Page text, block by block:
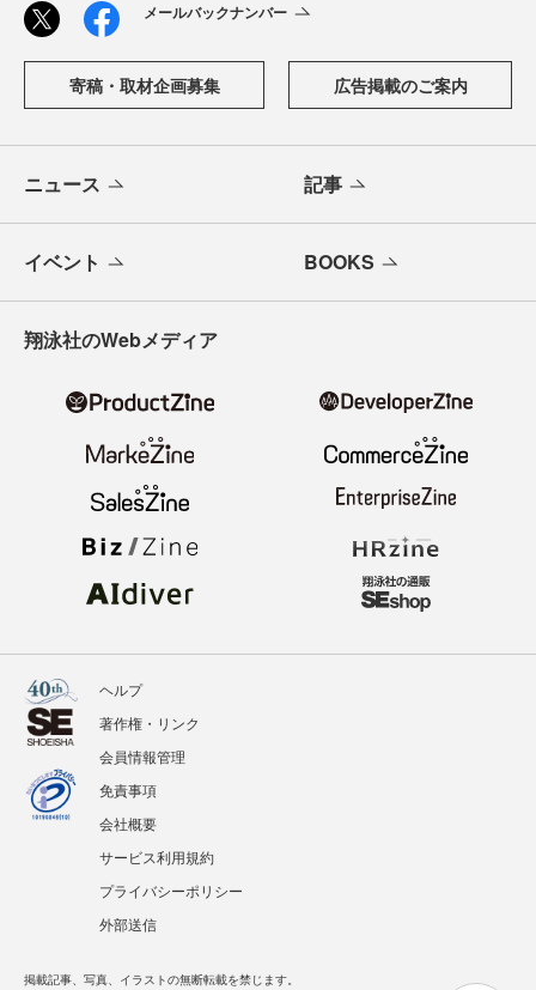
メールバックナンバー
寄稿・取材企画募集 広告掲載のご案内
ニュース 記事
イベント BOOKS
翔泳社のWebメディア
ヘルプ
著作権・リンク
会員情報管理
免責事項
会社概要
サービス利用規約
プライバシーポリシー
外部送信
掲載記事、写真、イラストの無断転載を禁じます。